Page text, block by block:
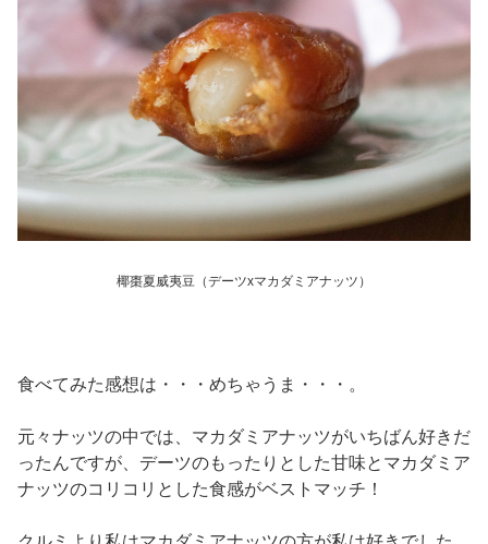
椰棗夏威夷豆（デーツxマカダミアナッツ）
食べてみた感想は・・・めちゃうま・・・。
元々ナッツの中では、マカダミアナッツがいちばん好きだ
ったんですが、デーツのもったりとした甘味とマカダミア
ナッツのコリコリとした食感がベストマッチ！